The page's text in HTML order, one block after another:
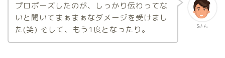
Sさん
プロポーズしたのが、しっかり伝わってな
いと聞いてまぁまぁなダメージを受けまし
た(笑) そして、もう1度となったり。